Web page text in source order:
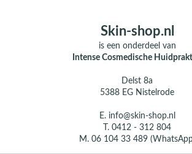
Skin-shop.nl
is een onderdeel van
Intense Cosmedische
Delst 8a
5388 EG Nistelrode
E. info@skin-shop.nl
T.0412 - 312 804
M. 06 104 33 489